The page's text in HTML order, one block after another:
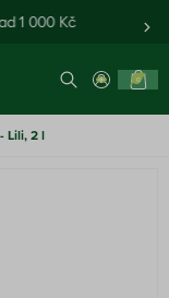
1 000 Kč
0
Lili, 2 l